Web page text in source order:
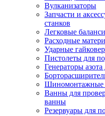
Вулканизаторы
Запчасти и
станков
Легковые
Расходные
Ударные
Пистолеты для
Генераторы
Шиномонтажные
Ванны для
ванны
Резервуары для